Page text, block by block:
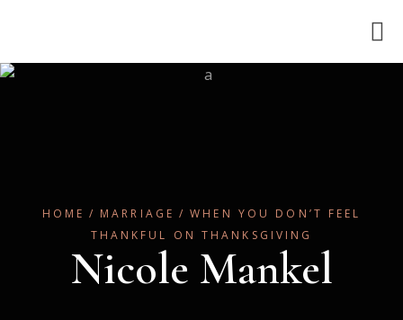
HOME MARRIAGE
WHEN YOU DON’T FEEL
THANKFUL ON THANKSGIVING
Nicole Mankel